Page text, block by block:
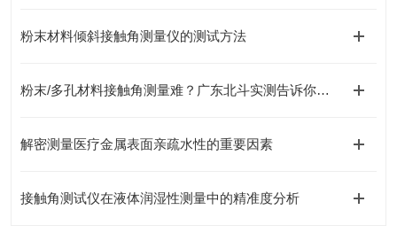
粉末材料倾斜接触角测量仪的测试方法
粉末/多孔材料接触角测量难？广东北斗实测告诉你，这都不是事！
解密测量医疗金属表面亲疏水性的重要因素
接触角测试仪在液体润湿性测量中的精准度分析